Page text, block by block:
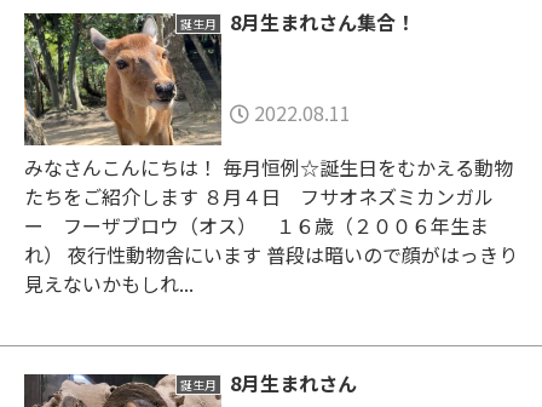
誕生月 8月生まれさん集合！
2022.08.11
みなさんこんにちは！ 毎月恒例☆誕生日をむかえる動物
たちをご紹介します ８月４日 フサオネズミカンガル
ー フーザブロウ（オス） １６歳（２００６年生ま
れ） 夜行性動物舎にいます 普段は暗いので顔がはっきり
見えないかもしれ...
誕生月 8月生まれさん